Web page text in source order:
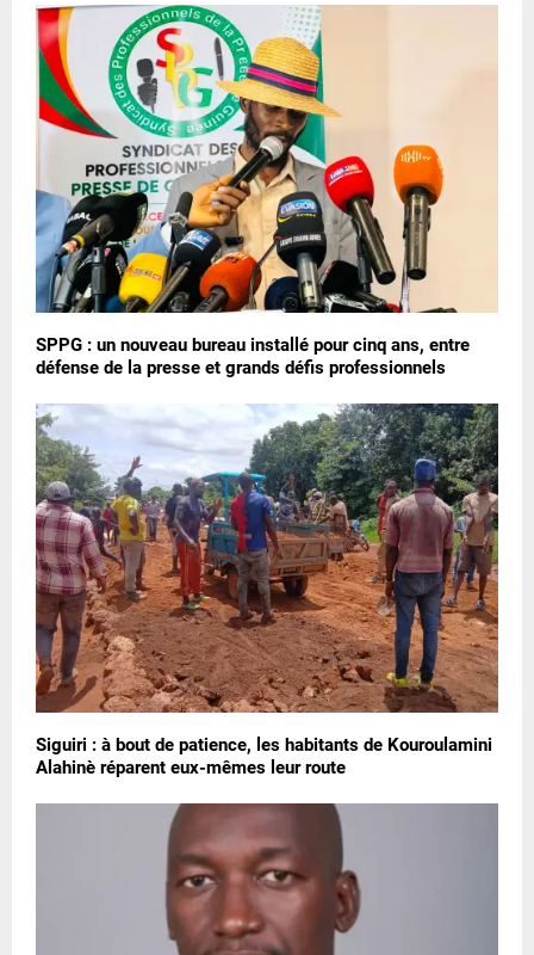
SPPG : un nouveau bureau installé pour cinq ans, entre
défense de la presse et grands défis professionnels
Siguiri : à bout de patience, les habitants de Kouroulamini
Alahinè réparent eux-mêmes leur route